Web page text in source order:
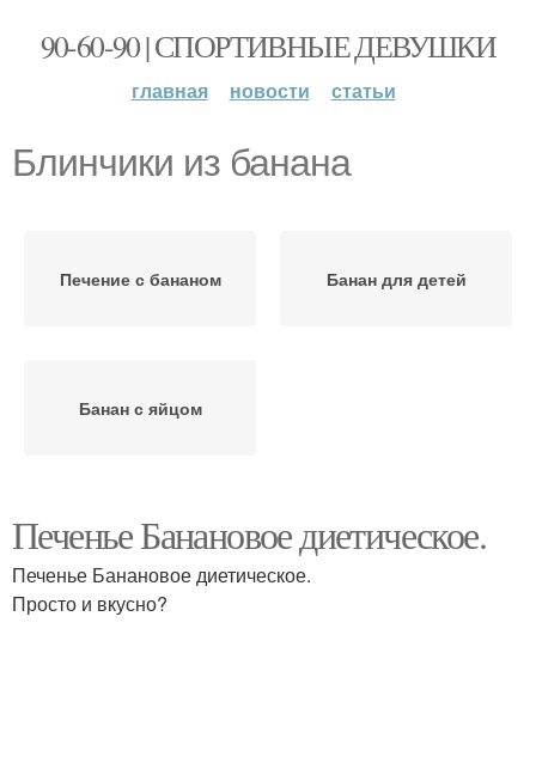
90-60-90 | СПОРТИВНЫЕ ДЕВУШКИ
главная новости статьи
Блинчики из банана
Печение с бананом Банан для детей
Банан с яйцом
Печенье Банановое диетическое.
Печенье Банановое диетическое.
Просто и вкусно?